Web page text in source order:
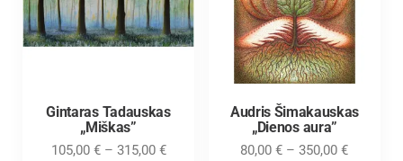
Gintaras Tadauskas
„Miškas”
105,00 € – 315,00 €
Audris Šimakauskas
„Dienos aura”
80,00€ – 350,00€